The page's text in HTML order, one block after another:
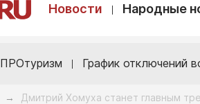
Новости Народные
ПРОтуризм График отключений
→ Дмитрий Хомуха станет главным